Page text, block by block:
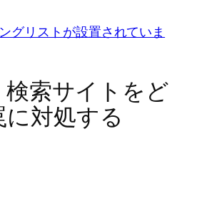
グリストが設置されていま
検索サイトをど
対処する